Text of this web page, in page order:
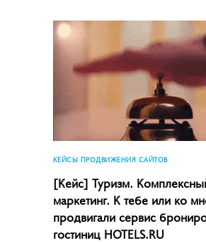
КЕЙСЫ ПРОДВИЖЕНИЯ САЙТОВ
[Кейс] Туризм.
маркетинг. К тебе или ко
продвигали сервис
гостиниц HOTELS.RU